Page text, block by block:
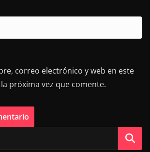
correo electrónico y web en este
próxima vez que comente.